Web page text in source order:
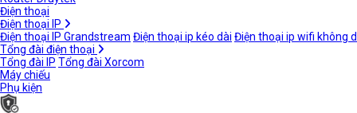
Điện thoại
Điện thoại IP
Điện thoại IP Grandstream Điện thoại ip kéo dài Điện thoại ip wifi không
Tổng đài điện thoại
Tổng đài IP Tổng đài Xorcom
Máy chiếu
Phụ kiện